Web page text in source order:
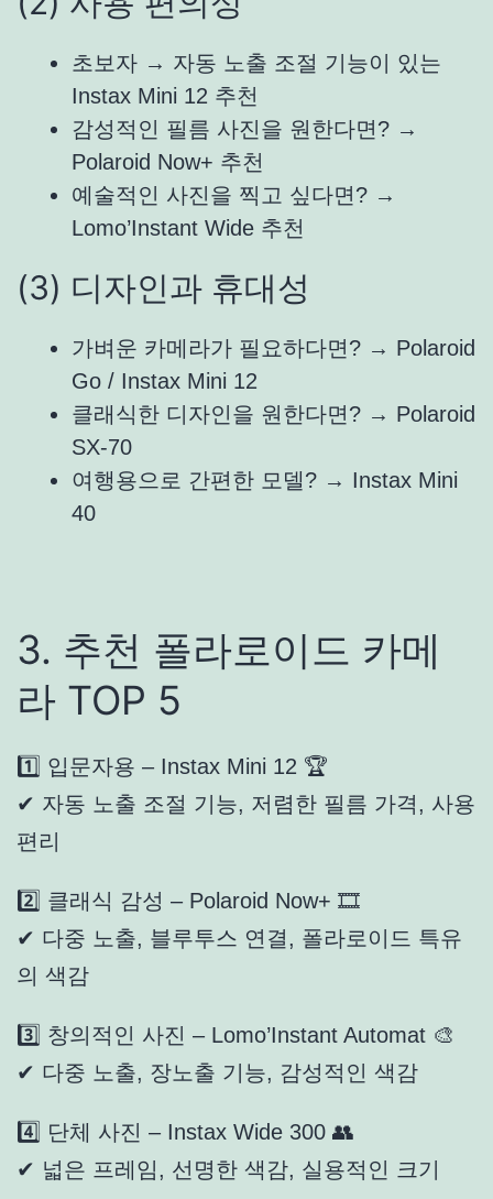
초보자 → 자동 노출 조절 기능이 있는
Instax Mini 12 추천
감성적인 필름 사진을 원한다면? →
Polaroid Now+ 추천
예술적인 사진을 찍고 싶다면? →
Lomo’Instant Wide 추천
(3) 디자인과 휴대성
가벼운 카메라가 필요하다면? → Polaroid
Go / Instax Mini 12
클래식한 디자인을 원한다면? → Polaroid
SX-70
여행용으로 간편한 모델? → Instax Mini
40
3. 추천 폴라로이드 카메
라 TOP 5
1️⃣ 입문자용 – Instax Mini 12 🏆
✔ 자동 노출 조절 기능, 저렴한 필름 가격, 사용
편리
2️⃣ 클래식 감성 – Polaroid Now+ 🎞
✔ 다중 노출, 블루투스 연결, 폴라로이드 특유
의 색감
3️⃣ 창의적인 사진 – Lomo’Instant Automat 🎨
✔ 다중 노출, 장노출 기능, 감성적인 색감
4️⃣ 단체 사진 – Instax Wide 300 👥
✔ 넓은 프레임, 선명한 색감, 실용적인 크기